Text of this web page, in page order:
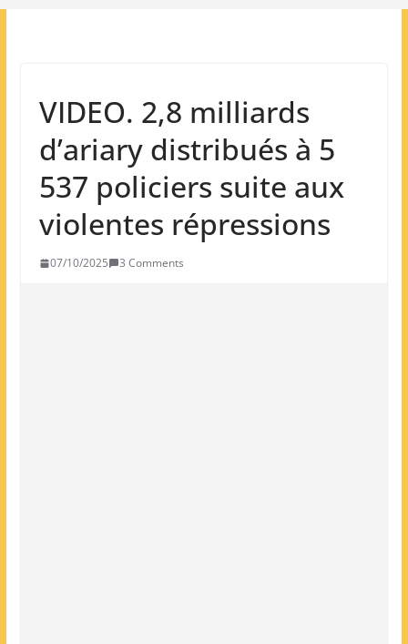
VIDEO. 2,8 milliards
d’ariary distribués à 5
537 policiers suite aux
violentes répressions
07/10/2025 3 Comments